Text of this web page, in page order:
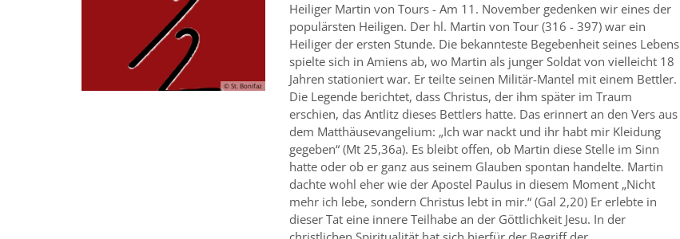
© St. Bonifaz
Heiliger Martin von Tours - Am 11. November gedenken wir eines der
populärsten Heiligen. Der hl. Martin von Tour (316 - 397) war ein
Heiliger der ersten Stunde. Die bekannteste Begebenheit seines Lebens
spielte sich in Amiens ab, wo Martin als junger Soldat von vielleicht 18
Jahren stationiert war. Er teilte seinen Militär-Mantel mit einem Bettler.
Die Legende berichtet, dass Christus, der ihm später im Traum
erschien, das Antlitz dieses Bettlers hatte. Das erinnert an den Vers aus
dem Matthäusevangelium: „Ich war nackt und ihr habt mir Kleidung
gegeben“ (Mt 25,36a). Es bleibt offen, ob Martin diese Stelle im Sinn
hatte oder ob er ganz aus seinem Glauben spontan handelte. Martin
dachte wohl eher wie der Apostel Paulus in diesem Moment „Nicht
mehr ich lebe, sondern Christus lebt in mir.“ (Gal 2,20) Er erlebte in
dieser Tat eine innere Teilhabe an der Göttlichkeit Jesu. In der